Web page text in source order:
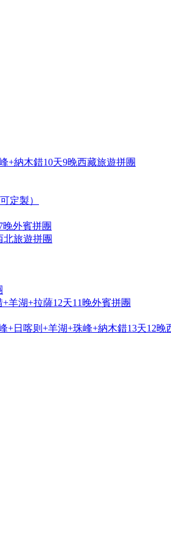
+納木錯10天9晚西藏旅遊拼團
定製）
外賓拼團
北旅遊拼團
羊湖+拉薩12天11晚外賓拼團
日喀则+羊湖+珠峰+納木錯13天12晚